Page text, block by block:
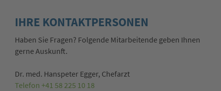
IHRE KONTAKTPERSONEN
Haben Sie Fragen? Folgende Mitarbeitende geben Ihnen
gerne Auskunft.
Dr. med. Hanspeter Egger, Chefarzt
Telefon +41 58 225 10 18